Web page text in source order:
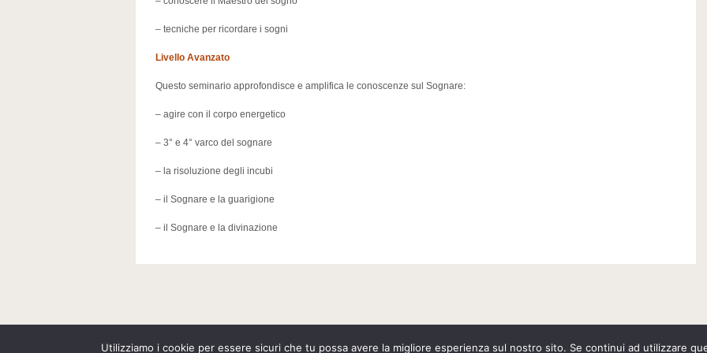
– tecniche per ricordare i sogni
Livello Avanzato
Questo seminario approfondisce e amplifica le conoscenze sul Sognare:
– agire con il corpo energetico
– 3° e 4° varco del sognare
– la risoluzione degli incubi
– il Sognare e la guarigione
– il Sognare e la divinazione
Copyright © 2026Stefania Montagna- Insegnante di Sciamanesimo e Yoga | P.IVA 00975040239 | credits
Utilizziamo i cookie per essere sicuri che tu possa avere la migliore esperienza sul nostro sito. Se continui ad utilizzare